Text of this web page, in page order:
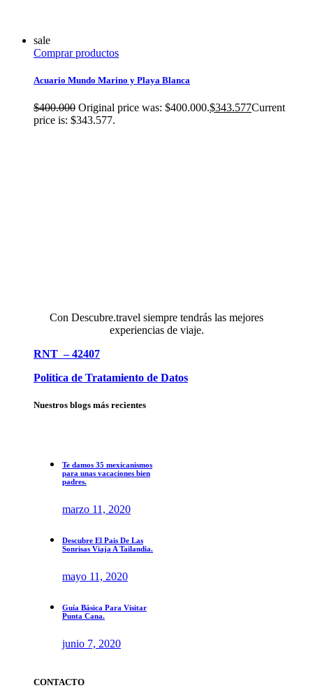
sale
Comprar productos
Acuario Mundo Marino y Playa Blanca
$400.000 Original price was: $400.000.$343.577Current
price is: $343.577.
Con Descubre.travel siempre tendrás las mejores
experiencias de viaje.
RNT – 42407
Política de Tratamiento de Datos
Nuestros blogs más recientes
Te damos 35 mexicanismos
para unas vacaciones bien
padres.
marzo 11, 2020
Descubre El Pais De Las
Sonrisas Viaja A Tailandia.
mayo 11, 2020
Guía Básica Para Visitar
Punta Cana.
junio 7, 2020
CONTACTO